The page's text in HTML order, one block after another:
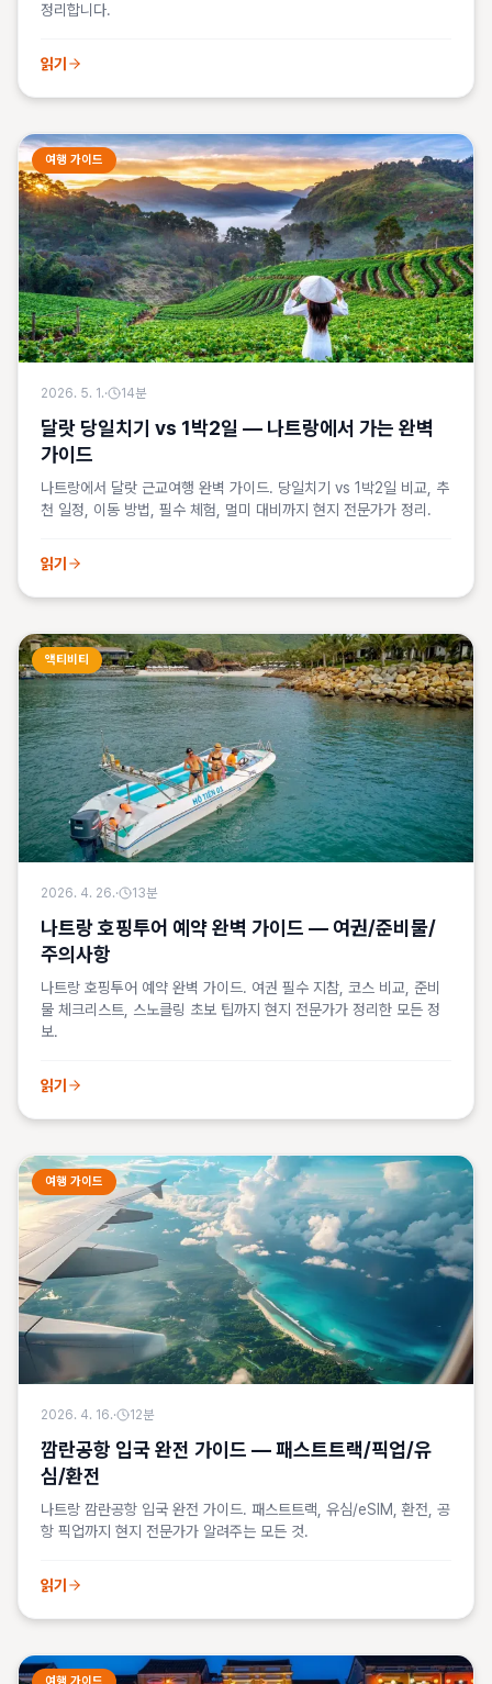
정리합니다.
읽기
여행 가이드
2026. 5. 1.· 14분
달랏 당일치기 vs 1박2일 — 나트랑에서 가는 완벽
가이드
나트랑에서 달랏 근교여행 완벽 가이드. 당일치기 vs 1박2일 비교, 추
천 일정, 이동 방법, 필수 체험, 멀미 대비까지 현지 전문가가 정리.
읽기
액티비티
2026. 4. 26.· 13분
나트랑 호핑투어 예약 완벽 가이드 — 여권/준비물/
주의사항
나트랑 호핑투어 예약 완벽 가이드. 여권 필수 지참, 코스 비교, 준비
물 체크리스트, 스노클링 초보 팁까지 현지 전문가가 정리한 모든 정
보.
읽기
여행 가이드
2026. 4. 16.· 12분
깜란공항 입국 완전 가이드 — 패스트트랙/픽업/유
심/환전
나트랑 깜란공항 입국 완전 가이드. 패스트트랙, 유심/eSIM, 환전, 공
항 픽업까지 현지 전문가가 알려주는 모든 것.
읽기